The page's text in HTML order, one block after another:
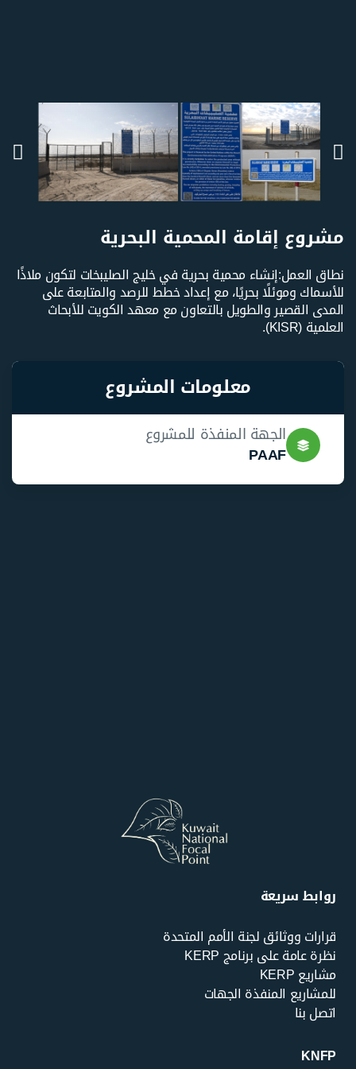
مشروع إقامة المحمية البحرية
نطاق العمل:إنشاء محمية بحرية في خليج الصليبخات لتكون ملاذًا
للأسماك وموئلًا بحريًا، مع إعداد خطط للرصد والمتابعة على
المدى القصير والطويل بالتعاون مع معهد الكويت للأبحاث
العلمية (KISR).
معلومات المشروع
الجهة المنفذة للمشروع
PAAF
روابط سريعة
قرارات ووثائق لجنة الأمم المتحدة
نظرة عامة على برنامج KERP
مشاريع KERP
للمشاريع المنفذة الجهات
اتصل بنا
KNFP